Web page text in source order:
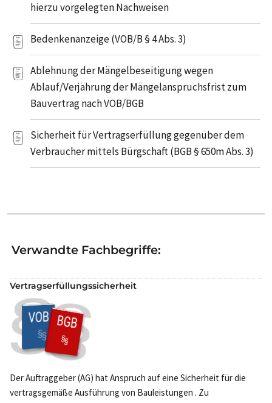
hierzu vorgelegten Nachweisen
Bedenkenanzeige (VOB/B § 4 Abs. 3)
Ablehnung der Mängelbeseitigung wegen
Ablauf/Verjährung der Mängelanspruchsfrist zum
Bauvertrag nach VOB/BGB
Sicherheit für Vertragserfüllung gegenüber dem
Verbraucher mittels Bürgschaft (BGB § 650m Abs. 3)
Verwandte Fachbegriffe:
Vertragserfüllungssicherheit
Der Auftraggeber (AG) hat Anspruch auf eine Sicherheit für die
vertragsgemäße Ausführung von Bauleistungen . Zu